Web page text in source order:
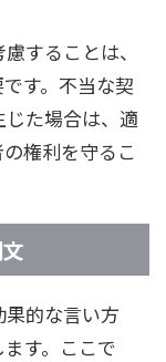
することは、
す。不当な契
た場合は、適
権利を守るこ
的な言い方
す。ここで